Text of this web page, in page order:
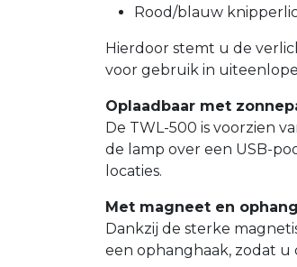
Rood/blauw
Hierdoor stemt u de
voor gebruik in
Oplaadbaar met
De TWL-500 is voorzien
de lamp over een USB-
locaties.
Met magneet en
Dankzij de sterke
een ophanghaak, zodat